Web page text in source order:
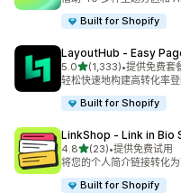
Built for Shopify
LayoutHub ‑ Easy
5.0星（满分 5 星）
(1,333)
总共 1333 条评论
•提供免费套
轻松快速地构建高转化率
Built for Shopify
LinkShop ‑ Link in Bio
4.8星（满分 5 星）
(23)
总共 23 条评论
•提供免费试用
将您的个人简介链接转化
Built for Shopify